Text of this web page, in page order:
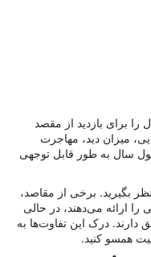
برای بازدید از مقصد
میزان دید، مهاجرت
سال به طور قابل توجهی
بگیرید. برخی از مقاصد،
ارائه می‌دهند، در حالی
دارند. درک این تفاوت‌ها به
همسو کنید.